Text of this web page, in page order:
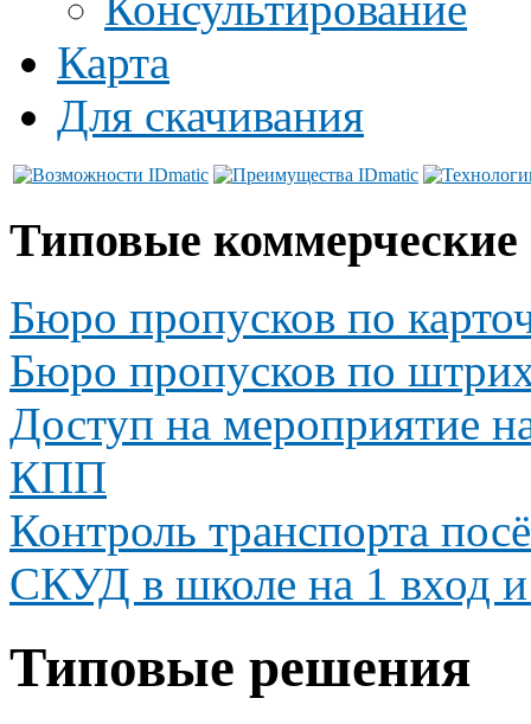
Карта
Для скачивания
Типовые коммерческие
Бюро пропусков по
Бюро пропусков по
Доступ на мероприятие
КПП
Контроль транспорта
СКУД в школе на 1 вход и
Типовые решения